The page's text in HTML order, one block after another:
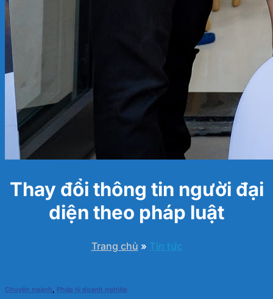
Thay đổi thông tin người đại
diện theo pháp luật
Trang chủ » Tin tức
Chuyên ngành, Pháp lý doanh nghiệp